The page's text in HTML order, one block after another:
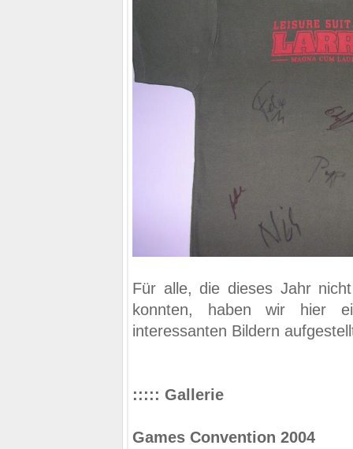
Für alle, die dieses Jahr
konnten, haben wir hier
interessanten Bildern
::::: Gallerie
Games Convention 2004